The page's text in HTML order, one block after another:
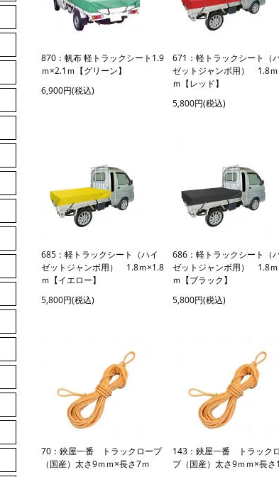
870：帆布 軽トラックシート1.9
ｍ×2.1ｍ【グリーン】
6,900円(税込)
671：軽トラックシート（
ゼットジャンボ用） 1.8
ｍ【レッド】
5,800円(税込)
685：軽トラックシート（ハイ
ゼットジャンボ用） 1.8ｍ×1.8
ｍ【イエロー】
5,800円(税込)
686：軽トラックシート（
ゼットジャンボ用） 1.8
ｍ【ブラック】
5,800円(税込)
70：鋏屋一番 トラックロープ
（国産）太さ9ｍｍ×長さ7ｍ
143：鋏屋一番 トラック
プ（国産）太さ9ｍｍ×長さ